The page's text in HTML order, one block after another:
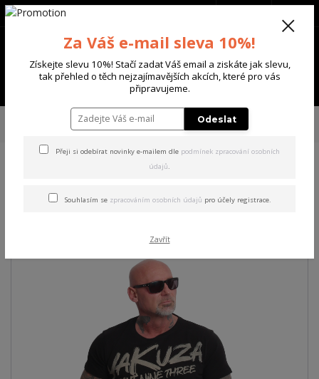
Menu
+420 702 136 620
TRIKA & TÍLKA
Yakuza pánské tričko Worse Regular T-
Regular T-Shirt black 4XL
Za Váš e-mail sleva 10%!
Získejte slevu 10%! Stačí zadat Váš email a ziskáte jak slevu,
tak přehled o těch nejzajímavějších akcích, které pro vás
připravujeme.
Odeslat
Přeji si odebírat novinky e-mailem dle podmínek zpracování osobních
údajů.
Souhlasím se zpracováním osobních údajů pro účely registrace.
Zavřít